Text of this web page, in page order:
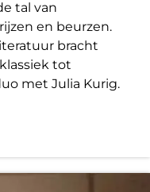
tal van
en beurzen.
bracht
tot
met Julia Kurig.